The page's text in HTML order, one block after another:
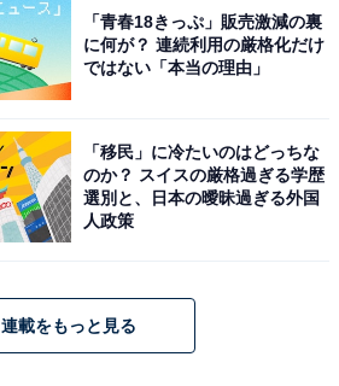
Amazonで見る
「青春18きっぷ」販売激減の裏
に何が？ 連続利用の厳格化だけ
ではない「本当の理由」
「移民」に冷たいのはどっちな
のか？ スイスの厳格過ぎる学歴
選別と、日本の曖昧過ぎる外国
人政策
連載をもっと見る